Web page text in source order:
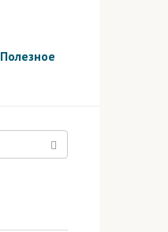
Полезное